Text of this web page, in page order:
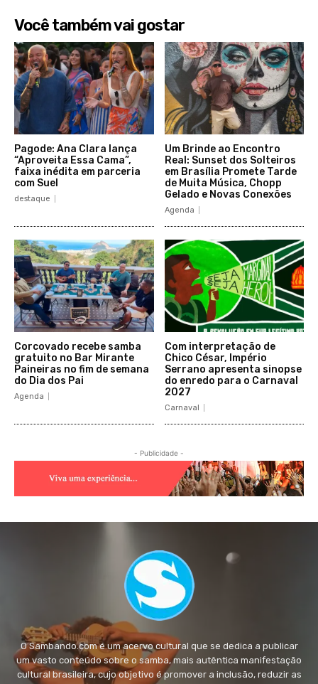
Você também vai gostar
Pagode: Ana Clara lança
“Aproveita Essa Cama”,
faixa inédita em parceria
com Suel
destaque
Um Brinde ao Encontro
Real: Sunset dos Solteiros
em Brasília Promete Tarde
de Muita Música, Chopp
Gelado e Novas Conexões
Agenda
Corcovado recebe samba
gratuito no Bar Mirante
Paineiras no fim de semana
do Dia dos Pai
Agenda
Com interpretação de
Chico César, Império
Serrano apresenta sinopse
do enredo para o Carnaval
2027
Carnaval
- Publicidade -
O Sambando.com é um acervo cultural que se dedica a publicar
um vasto conteúdo sobre o samba, mais autêntica manifestação
cultural brasileira, cujo objetivo é promover a inclusão, reduzir as